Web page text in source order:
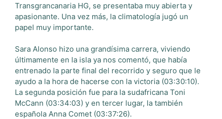
Transgrancanaria HG, se presentaba muy abierta y
apasionante. Una vez más, la climatología jugó un
papel muy importante.
Sara Alonso hizo una grandísima carrera, viviendo
últimamente en la isla ya nos comentó, que había
entrenado la parte final del recorrido y seguro que le
ayudo a la hora de hacerse con la victoria (03:30:10).
La segunda posición fue para la sudafricana Toni
McCann (03:34:03) y en tercer lugar, la también
española Anna Comet (03:37:26).